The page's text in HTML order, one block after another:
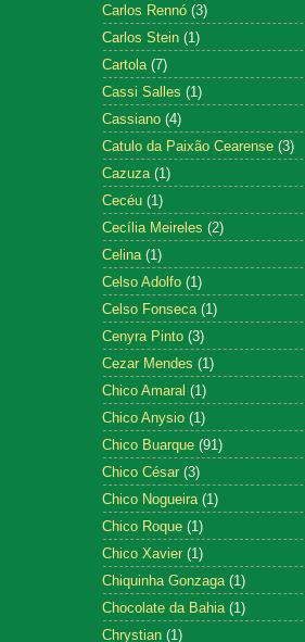
Carlos Rennó (3)
Carlos Stein (1)
Cartola (7)
Cassi Salles (1)
Cassiano (4)
Catulo da Paixão Cearense (3)
Cazuza (1)
Cecéu (1)
Cecília Meireles (2)
Celina (1)
Celso Adolfo (1)
Celso Fonseca (1)
Cenyra Pinto (3)
Cezar Mendes (1)
Chico Amaral (1)
Chico Anysio (1)
Chico Buarque (91)
Chico César (3)
Chico Nogueira (1)
Chico Roque (1)
Chico Xavier (1)
Chiquinha Gonzaga (1)
Chocolate da Bahia (1)
Chrystian (1)